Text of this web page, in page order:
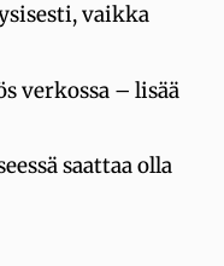
vaikka
verkossa – lisää
saattaa olla